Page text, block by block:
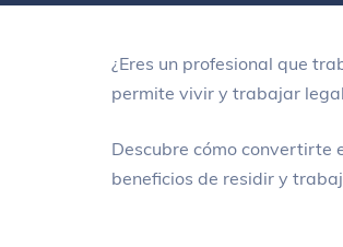
¿Eres un profesional que
permite vivir y trabajar
Descubre cómo convertirte
beneficios de residir y